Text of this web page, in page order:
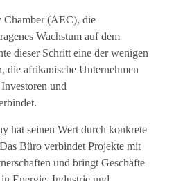
Chamber (AEC), die
Wachstum auf dem
dieser Schritt eine der wenigen
die afrikanische Unternehmen
und
hat seinen Wert durch konkrete
Büro verbindet Projekte mit
und bringt Geschäfte